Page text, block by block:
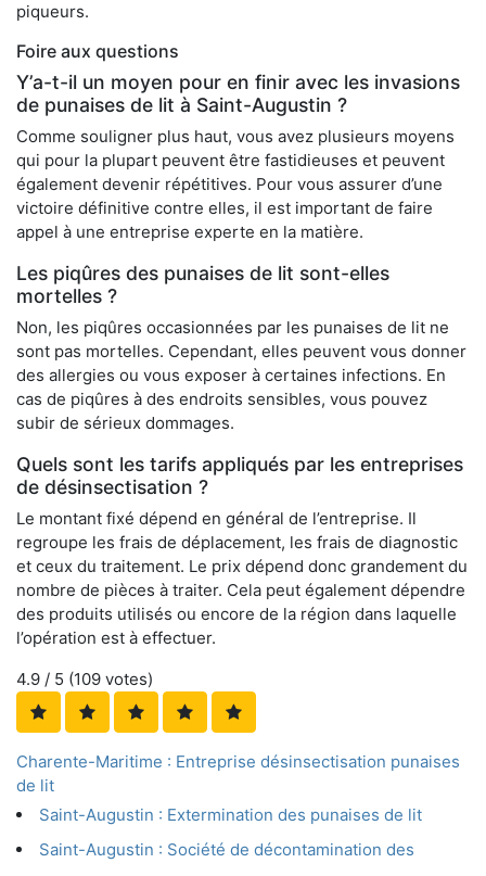
piqueurs.
Foire aux questions
Y’a-t-il un moyen pour en finir avec les invasions
de punaises de lit à Saint-Augustin ?
Comme souligner plus haut, vous avez plusieurs moyens
qui pour la plupart peuvent être fastidieuses et peuvent
également devenir répétitives. Pour vous assurer d’une
victoire définitive contre elles, il est important de faire
appel à une entreprise experte en la matière.
Les piqûres des punaises de lit sont-elles
mortelles ?
Non, les piqûres occasionnées par les punaises de lit ne
sont pas mortelles. Cependant, elles peuvent vous donner
des allergies ou vous exposer à certaines infections. En
cas de piqûres à des endroits sensibles, vous pouvez
subir de sérieux dommages.
Quels sont les tarifs appliqués par les entreprises
de désinsectisation ?
Le montant fixé dépend en général de l’entreprise. Il
regroupe les frais de déplacement, les frais de diagnostic
et ceux du traitement. Le prix dépend donc grandement du
nombre de pièces à traiter. Cela peut également dépendre
des produits utilisés ou encore de la région dans laquelle
l’opération est à effectuer.
4.9 / 5 (109 votes)
Charente-Maritime : Entreprise désinsectisation punaises
de lit
Saint-Augustin : Extermination des punaises de lit
Saint-Augustin : Société de décontamination des